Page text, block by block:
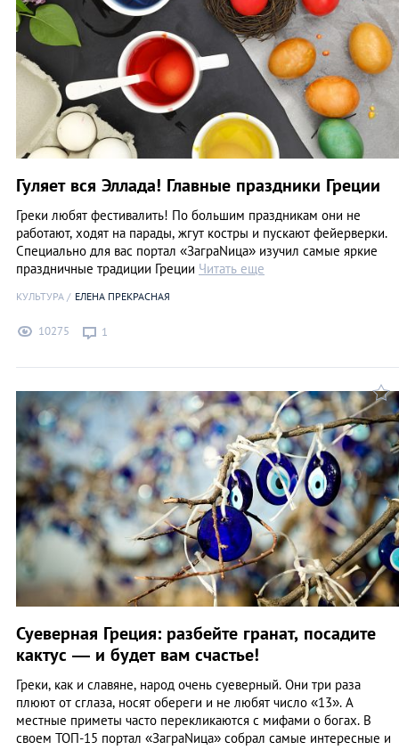
Гуляет вся Эллада! Главные праздники Греции
Греки любят фестивалить! По большим праздникам они не
работают, ходят на парады, жгут костры и пускают фейерверки.
Специально для вас портал «ЗаграNица» изучил самые яркие
праздничные традиции Греции Читать еще
КУЛЬТУРА ЕЛЕНА ПРЕКРАСНАЯ
10275 1
Суеверная Греция: разбейте гранат, посадите
кактус ― и будет вам счастье!
Греки, как и славяне, народ очень суеверный. Они три раза
плюют от сглаза, носят обереги и не любят число «13». А
местные приметы часто перекликаются с мифами о богах. В
своем ТОП-15 портал «ЗаграNица» собрал самые интересные и